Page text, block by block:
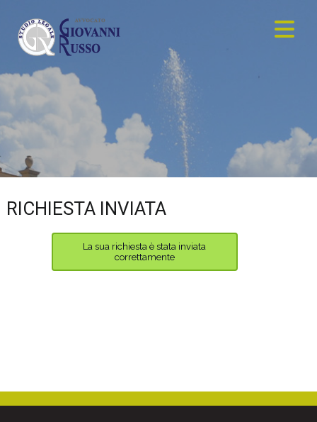
RICHIESTA INVIATA
La sua richiesta è stata inviata
correttamente